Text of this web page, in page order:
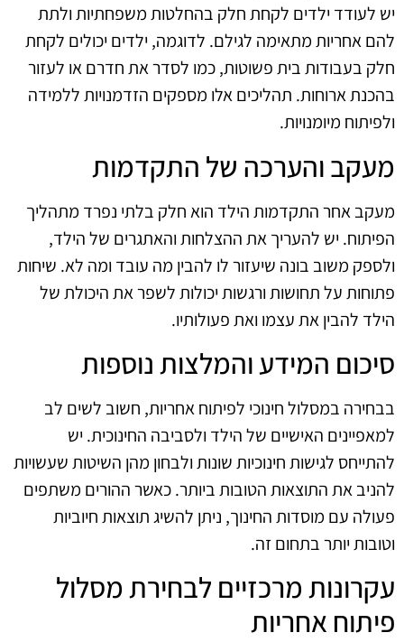
יש לעודד ילדים לקחת חלק בהחלטות משפחתיות ולתת
להם אחריות מתאימה לגילם. לדוגמה, ילדים יכולים לקחת
חלק בעבודות בית פשוטות, כמו לסדר את חדרם או לעזור
בהכנת ארוחות. תהליכים אלו מספקים הזדמנויות ללמידה
ולפיתוח מיומנויות.
מעקב והערכה של התקדמות
מעקב אחר התקדמות הילד הוא חלק בלתי נפרד מתהליך
הפיתוח. יש להעריך את ההצלחות והאתגרים של הילד,
ולספק משוב בונה שיעזור לו להבין מה עובד ומה לא. שיחות
פתוחות על תחושות ורגשות יכולות לשפר את היכולת של
הילד להבין את עצמו ואת פעולותיו.
סיכום המידע והמלצות נוספות
בבחירה במסלול חינוכי לפיתוח אחריות, חשוב לשים לב
למאפיינים האישיים של הילד ולסביבה החינוכית. יש
להתייחס לגישות חינוכיות שונות ולבחון מהן השיטות שעשויות
להניב את התוצאות הטובות ביותר. כאשר ההורים משתפים
פעולה עם מוסדות החינוך, ניתן להשיג תוצאות חיוביות
וטובות יותר בתחום זה.
עקרונות מרכזיים לבחירת מסלול
פיתוח אחריות